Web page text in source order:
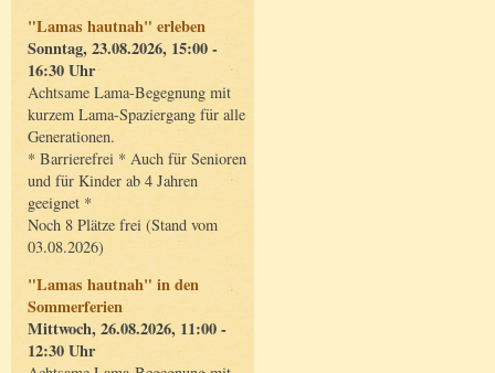
"Lamas hautnah" erleben
Sonntag, 23.08.2026, 15:00 -
16:30 Uhr
Achtsame Lama-Begegnung mit
kurzem Lama-Spaziergang für alle
Generationen.
* Barrierefrei * Auch für Senioren
und für Kinder ab 4 Jahren
geeignet *
Noch 8 Plätze frei (Stand vom
03.08.2026)
"Lamas hautnah" in den
Sommerferien
Mittwoch, 26.08.2026, 11:00 -
12:30 Uhr